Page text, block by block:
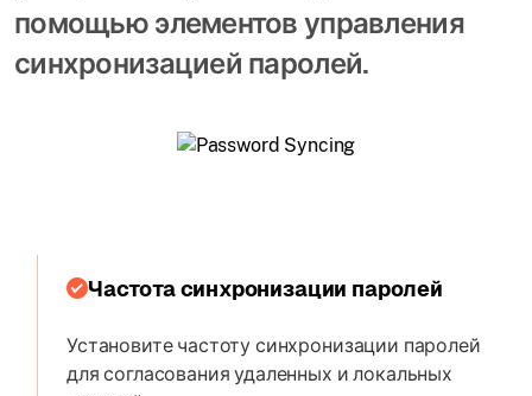
помощью элементов управления
синхронизацией паролей.
Частота синхронизации паролей
Установите частоту синхронизации паролей
для согласования удаленных и локальных